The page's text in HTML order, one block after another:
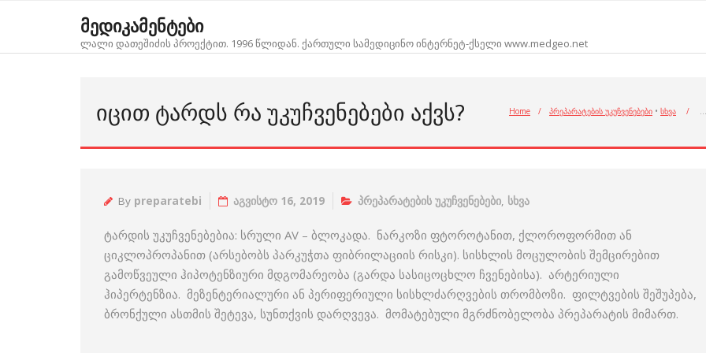
მედიკამენტები
ლალი დათეშიძის პროექტით. 1996 წლიდან. ქართული სამედიცინო ინტერნეტ-ქსელი www.medgeo.net
ᲘᲪᲘᲗ ᲢᲐᲠᲓᲡ ᲠᲐ ᲣᲙᲣᲩᲕᲔᲜᲔᲑᲔᲑᲘ ᲐᲥᲕᲡ? Home / პრეპარატების უკუჩვენებები • სხვა / …
By preparatebi აგვისტო 16, 2019 პრეპარატების უკუჩვენებები, სხვა
ტარდის უკუჩვენებებია: სრული AV – ბლოკადა. ნარკოზი ფტოროტანით, ქლოროფორმით ან
ციკლოპროპანით (არსებობს პარკუჭთა ფიბრილაციის რისკი). სისხლის მოცულობის შემცირებით
გამოწვეული ჰიპოტენზიური მდგომარეობა (გარდა სასიცოცხლო ჩვენებისა). არტერიული
ჰიპერტენზია. მეზენტერიალური ან პერიფერიული სისხლძარღვების თრომბოზი. ფილტვების შეშუპება,
ბრონქული ასთმის შეტევა, სუნთქვის დარღვევა. მომატებული მგრძნობელობა პრეპარატის მიმართ.